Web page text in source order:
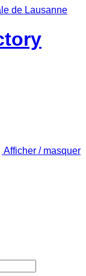
Afficher / masquer